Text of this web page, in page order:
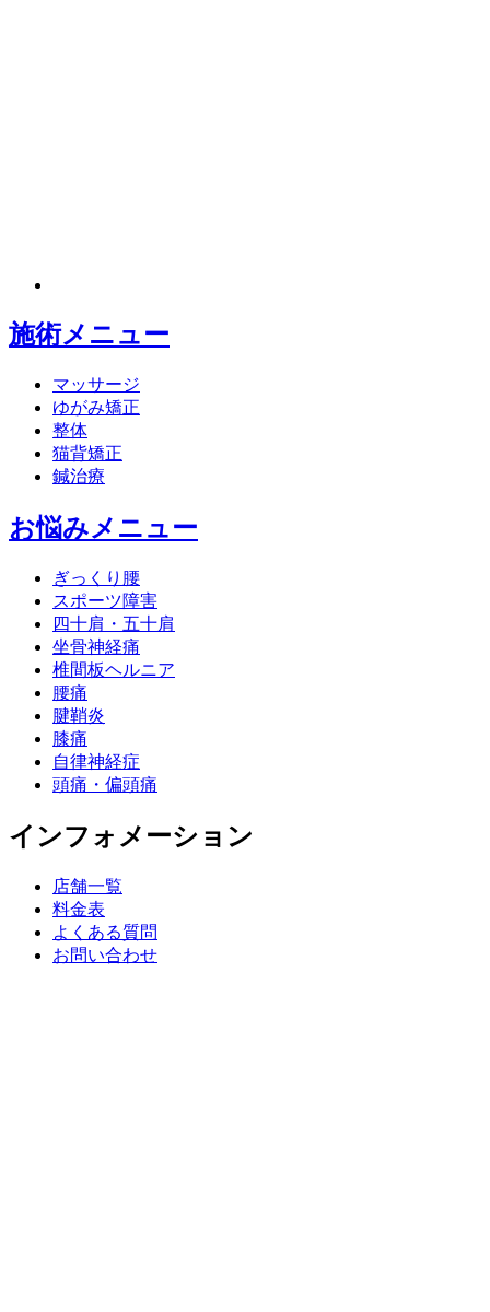
施術メニュー
マッサージ
ゆがみ矯正
整体
猫背矯正
鍼治療
お悩みメニュー
ぎっくり腰
スポーツ障害
四十肩・五十肩
坐骨神経痛
椎間板ヘルニア
腰痛
腱鞘炎
膝痛
自律神経症
頭痛・偏頭痛
インフォメーション
店舗一覧
料金表
よくある質問
お問い合わせ